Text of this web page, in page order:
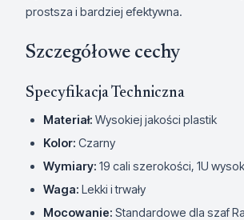
prostsza i bardziej efektywna.
Szczegółowe cechy
Specyfikacja Techniczna
Materiał: Wysokiej jakości plastik
Kolor: Czarny
Wymiary: 19 cali szerokości, 1U
Waga: Lekki i trwały
Mocowanie: Standardowe dla szaf